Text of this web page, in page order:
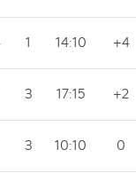
1 14:10 +4
3 17:15 +2
3 10:10 0